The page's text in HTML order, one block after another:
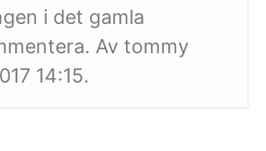
i det gamla
Av tommy
14:15.